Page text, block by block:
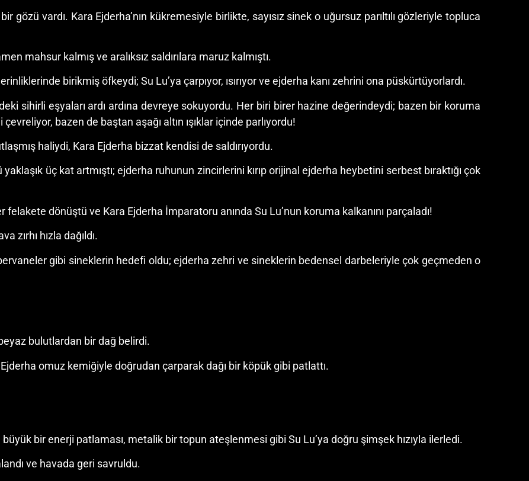
gözü vardı. Kara Ejderha’nın kükremesiyle birlikte, sayısız sinek o uğursuz parıltılı gözleriyle topluca
mahsur kalmış ve aralıksız saldırılara maruz kalmıştı.
birikmiş öfkeydi; Su Lu’ya çarpıyor, ısırıyor ve ejderha kanı zehrini ona püskürtüyorlardı.
sihirli eşyaları ardı ardına devreye sokuyordu. Her biri birer hazine değerindeydi; bazen bir koruma
bazen de baştan aşağı altın ışıklar içinde parlıyordu!
haliydi, Kara Ejderha bizzat kendisi de saldırıyordu.
yaklaşık üç kat artmıştı; ejderha ruhunun zincirlerini kırıp orijinal ejderha heybetini serbest bıraktığı çok
dönüştü ve Kara Ejderha İmparatoru anında Su Lu’nun koruma kalkanını parçaladı!
zırhı hızla dağıldı.
pervaneler gibi sineklerin hedefi oldu; ejderha zehri ve sineklerin bedensel darbeleriyle çok geçmeden o
bulutlardan bir dağ belirdi.
omuz kemiğiyle doğrudan çarparak dağı bir köpük gibi patlattı.
büyük bir enerji patlaması, metalik bir topun ateşlenmesi gibi Su Lu’ya doğru şimşek hızıyla ilerledi.
ve havada geri savruldu.